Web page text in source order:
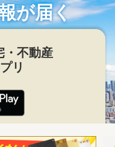
が届く
・不動産
リ